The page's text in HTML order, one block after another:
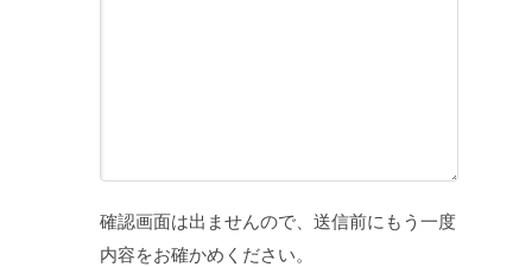
確認画面は出ませんので、送信前にもう一度
内容をお確かめください。